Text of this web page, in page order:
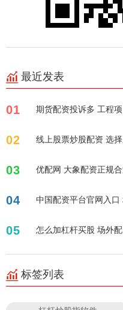
最近发表
01 期货配资投诉多 工程
02 线上股票炒股配资 选
03 优配网 大象配资正规
04 中国配资平台官网入口
05 怎么加杠杆买股 场外
标签列表